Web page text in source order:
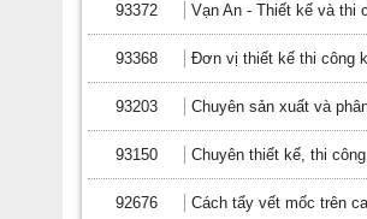
93372 Vạn An - Thiết kế và thi
93368 Đơn vị thiết kế thi công
93203 Chuyên sản xuất và
93150 Chuyên thiết kế, thi
92676 Cách tẩy vết mốc trên